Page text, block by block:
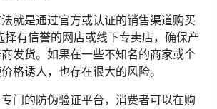
就是通过官方或认证的销售渠道购买
有信誉的网店或线下专卖店，确保产
发货。如果在一些不知名的商家或个
格诱人，也存在很大的风险。
门的防伪验证平台，消费者可以在购